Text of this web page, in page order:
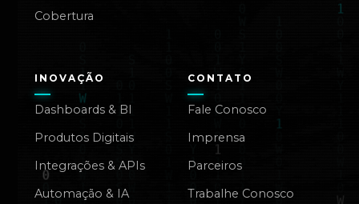
Cobertura
INOVAÇÃO
Dashboards & BI
Produtos Digitais
Integrações & APIs
Automação & IA
CONTATO
Fale Conosco
Imprensa
Parceiros
Trabalhe Conosco